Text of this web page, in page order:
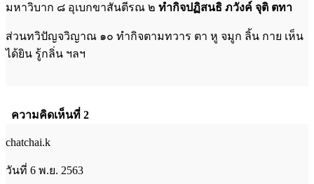
มหาวิบาก ๘ อุเบกขาสันตีรณ ๒ ทำกิจปฏิสนธิ ภวังค์ จุติ ตทา
ส่วนทวิปัญจวิญาณ ๑๐ ทำกิจตามทวาร ตา หู จมูก ลิ้น กาย เห็น
ได้ยิน รู้กลิ่น ฯลฯ
ความคิดเห็นที่ 2
chatchai.k
วันที่ 6 พ.ย. 2563